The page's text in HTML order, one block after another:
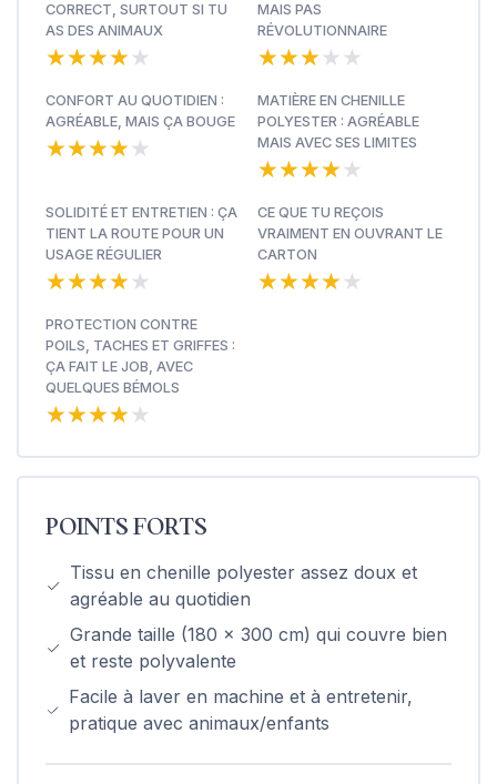
CORRECT, SURTOUT SI TU
AS DES ANIMAUX
★★★★★
★★★★★
MAIS PAS
RÉVOLUTIONNAIRE
★★★★★
★★★★★
CONFORT AU QUOTIDIEN :
AGRÉABLE, MAIS ÇA BOUGE
★★★★★
★★★★★
MATIÈRE EN CHENILLE
POLYESTER : AGRÉABLE
MAIS AVEC SES LIMITES
★★★★★
★★★★★
SOLIDITÉ ET ENTRETIEN : ÇA
TIENT LA ROUTE POUR UN
USAGE RÉGULIER
★★★★★
★★★★★
CE QUE TU REÇOIS
VRAIMENT EN OUVRANT LE
CARTON
★★★★★
★★★★★
PROTECTION CONTRE
POILS, TACHES ET GRIFFES :
ÇA FAIT LE JOB, AVEC
QUELQUES BÉMOLS
★★★★★
★★★★★
POINTS FORTS
Tissu en chenille polyester assez doux et
agréable au quotidien
Grande taille (180 x 300 cm) qui couvre bien
et reste polyvalente
Facile à laver en machine et à entretenir,
pratique avec animaux/enfants